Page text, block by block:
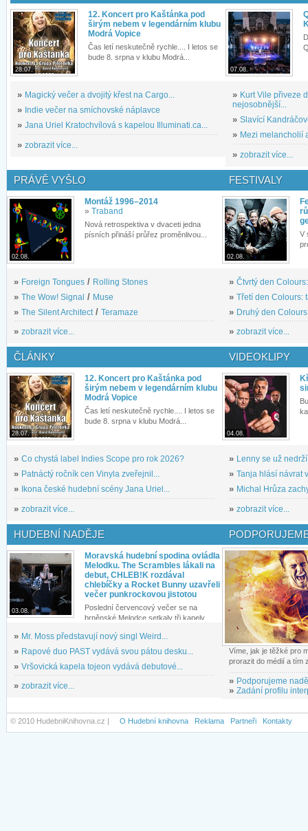
28.07.
12. Koncert pro Kaštánka pod
širým nebem v legendárním klubu
Modrá Vopice
Čas letí neskutečně rychle.... I letos se
bude 8. srpna v klubu Modrá...
» Magický večer a dvojitý křest na Cargo...
» Indie večer na smíchovské náplavce
» Jana Uriel Kratochvílová s kapelou Illuminati.ca...
» zobrazit více...
07.08.
» Kurt Vile přiveze
nejosobnější...
» Slavící
» Mezi melancholií
» zobrazit více...
PRÁVĚ VYŠLO
02.08.
Montáž 1996–2014
» Traband
Nová retrospektiva v dvaceti jedna
písních přináší průřez proměnlivou...
» Foreign Tongues / Rolling Stones
» The Wow! Signal / Muse
» The Silent Architect / Teramaze
» zobrazit více...
FESTIVALY
02.08.
V
» Čtvrtý den
» Třetí den Colours:
» Druhý den
» zobrazit více...
ČLÁNKY
28.07.
12. Koncert pro Kaštánka pod
širým nebem v legendárním klubu
Modrá Vopice
Čas letí neskutečně rychle.... I letos se
bude 8. srpna v klubu Modrá...
» Co chystá label Indies Scope pro rok 2026?
» Patnáctý ročník cen Vinyla zveřejnil...
»
Ikona české hudební scény Jana Uriel...
» zobrazit více...
VIDEOKLIPY
04.08.
» Lenny se už
» Tanja hlásí návrat
» Michal Hrůza
» zobrazit více...
HUDEBNÍ NADĚJE
03.08.
Moravská hudební spodina ovládla
Melodku. The Scrambles lákali na
debut, CHLEB!K rozdával
chlebíčky a Rocket Bunny uzavřeli
večer punkrockovou jistotou
Poslední červencový večer se na
brněnské Melodce setkaly tři kapely...
» Mr. Moss představují nový singl Weird...
» Rapové duo PAST vydává svou pátou desku...
» Vršovická kapela tojeon vydává debutové...
» zobrazit více...
Víme, jak je těžké pro
prorazit do médií a tím
» Podporujeme
» Zadání profilu
© 2010 HudebniKnihovna.cz | O Hudební knihovna Reklama Partneři Kontakty